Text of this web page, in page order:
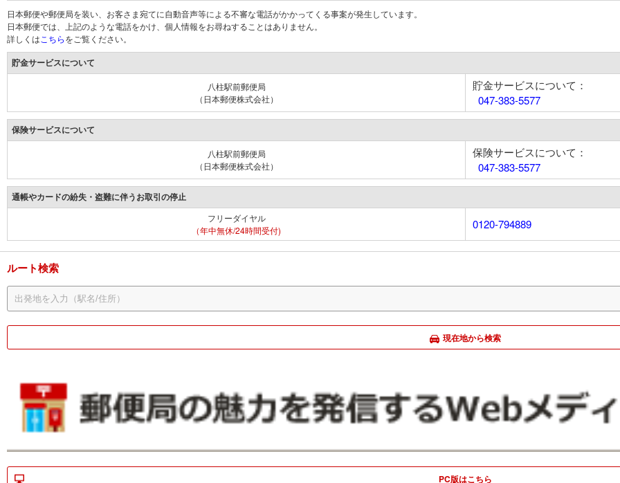
日本郵便や郵便局を装い、お客さま宛てに自動音声等による不審な電話がかかってくる事案が発生しています。
日本郵便では、上記のような電話をかけ、個人情報をお尋ねすることはありません。
詳しくは こちらをご覧ください。
貯金サービスについて
八柱駅前郵便局
（日本郵便株式会社）
貯金サービスについて：
047-383-5577
保険サービスについて
八柱駅前郵便局
（日本郵便株式会社）
保険サービスについて：
047-383-5577
通帳やカードの紛失・盗難に伴うお取引の停止
フリーダイヤル
（年中無休/24時間受付)
0120-794889
ルート検索
現在地から検索
PC版はこちら